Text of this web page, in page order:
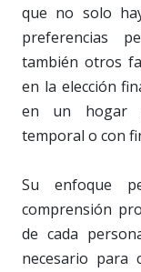
que no solo
preferencias
también otros
en la elección
en un hogar
temporal o con
Su enfoque
comprensión
de cada
necesario para